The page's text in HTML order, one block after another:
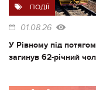
ПОДІЇ
01.08.26
У Рівному під потягом
загинув 62-річний